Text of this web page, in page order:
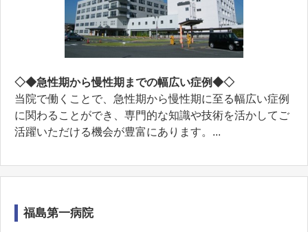
◇◆急性期から慢性期までの幅広い症例◆◇
当院で働くことで、急性期から慢性期に至る幅広い症例
に関わることができ、専門的な知識や技術を活かしてご
活躍いただける機会が豊富にあります。...
福島第一病院